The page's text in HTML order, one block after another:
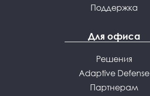
Поддержка
Для офиса
Решения
Adaptive Defense
Партнерам